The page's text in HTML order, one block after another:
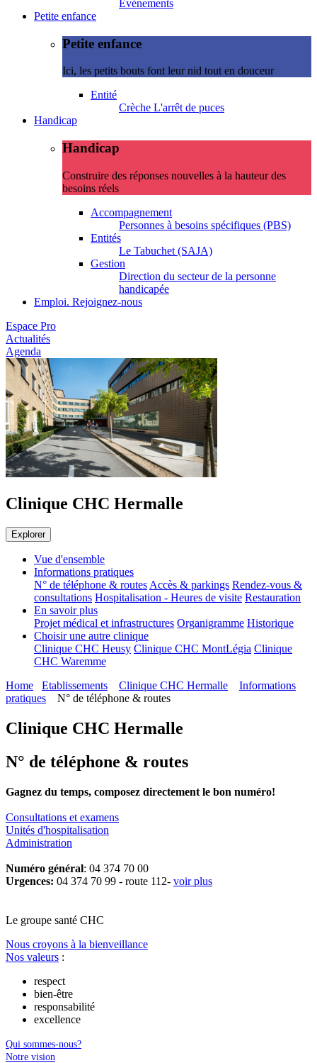
Evénements
Petite enfance
Petite enfance
Ici, les petits bouts font leur nid tout en douceur
Entité
Crèche L'arrêt de puces
Handicap
Handicap
Construire des réponses nouvelles à la hauteur des
besoins réels
Accompagnement
Personnes à besoins spécifiques (PBS)
Entités
Le Tabuchet (SAJA)
Gestion
Direction du secteur de la personne
handicapée
Emploi. Rejoignez-nous
Espace Pro
Actualités
Agenda
Clinique CHC Hermalle
Explorer
Vue d'ensemble
Informations pratiques
N° de téléphone & routesAccès & parkings Rendez-vous &
consultations Hospitalisation - Heures de visite Restauration
En savoir plus
Projet médical et infrastructures Organigramme Historique
Choisir une autre clinique
Clinique CHC Heusy Clinique CHC MontLégia Clinique
CHC Waremme
Home
Etablissements Clinique CHC Hermalle
Informations
pratiques
N° de téléphone & routes
Clinique CHC Hermalle
N° de téléphone & routes
Gagnez du temps, composez directement le bon numéro!
Consultations et examens
Unités d'hospitalisation
Administration
Numéro général: 04 374 70 00
Urgences: 04 374 70 99 - route 112- voir plus
Le groupe santé CHC
Nous croyons à la bienveillance
Nos valeurs :
respect
bien-être
responsabilité
excellence
Qui sommes-nous?
Notre vision